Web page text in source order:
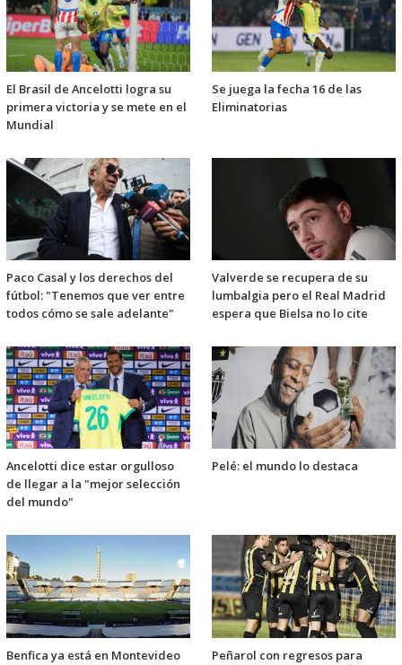
El Brasil de Ancelotti logra su
primera victoria y se mete en el
Mundial
Se juega la fecha 16 de las
Eliminatorias
Paco Casal y los derechos del
fútbol: "Tenemos que ver entre
todos cómo se sale adelante"
Valverde se recupera de su
lumbalgia pero el Real Madrid
espera que Bielsa no lo cite
Ancelotti dice estar orgulloso
de llegar a la "mejor selección
del mundo"
Pelé: el mundo lo destaca
Benfica ya está en Montevideo
Peñarol con regresos para